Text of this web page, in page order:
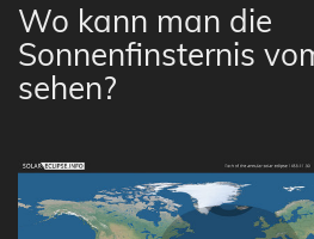
Wo kann man die
Sonnenfinsternis
sehen?